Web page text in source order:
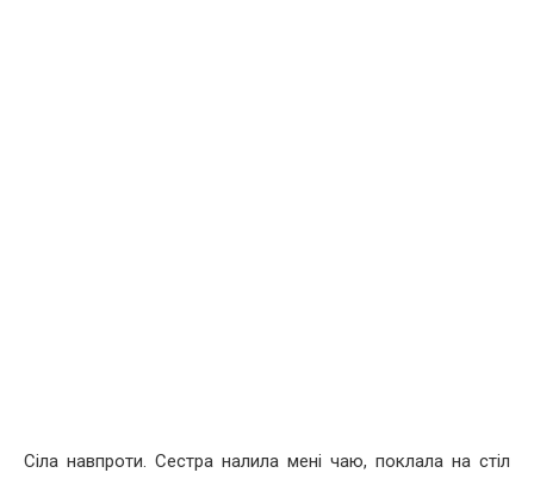
Сіла навпроти. Сестра налила мені чаю, поклала на стіл